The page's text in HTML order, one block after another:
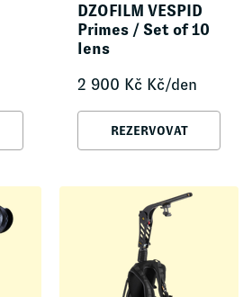
DZOFILM VESPID
Primes / Set of 10
lens
2 900 Kč Kč/den
REZERVOVAT